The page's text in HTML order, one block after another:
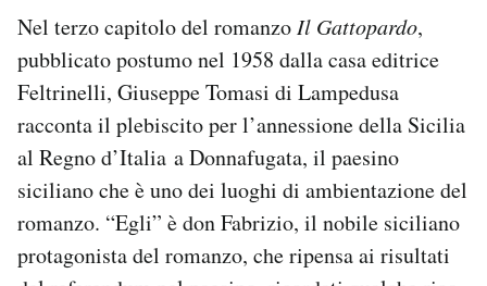
Cultura
Economia
Sport
Europa
Altrecose
Mondiali calcio 2026
PODCAST
NEWSLETTER
Nel terzo capitolo del romanzoIl Gattopardo,
pubblicato postumo nel 1958 dalla casa editrice
Feltrinelli, Giuseppe Tomasi di Lampedusa
racconta il plebiscito per l’annessione della Sicilia
al Regno d’Italia a Donnafugata, il paesino
siciliano che è uno dei luoghi di ambientazione del
romanzo. “Egli” è don Fabrizio, il nobile siciliano
protagonista del romanzo, che ripensa ai risultati